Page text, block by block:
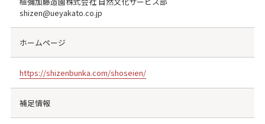
shizen@ueyakato.co.jp
ホームページ
https://shizenbunka.com/shoseien/
補足情報